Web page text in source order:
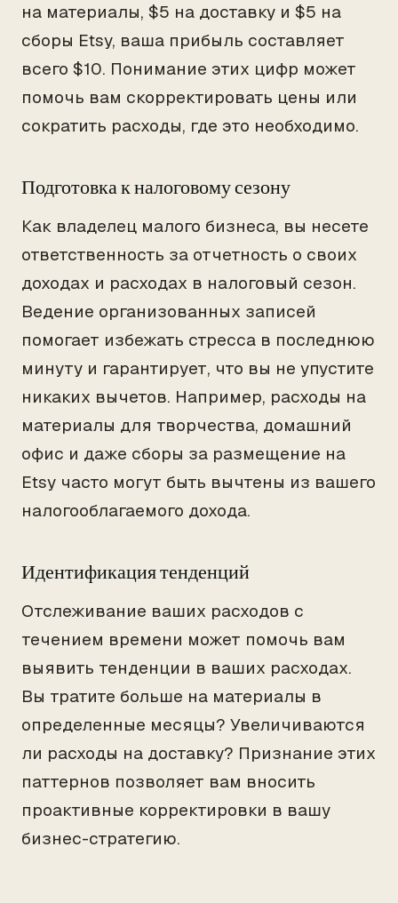
на материалы, $5 на доставку и $5 на
сборы Etsy, ваша прибыль составляет
всего $10. Понимание этих цифр может
помочь вам скорректировать цены или
сократить расходы, где это необходимо.
Подготовка к налоговому сезону
Как владелец малого бизнеса, вы несете
ответственность за отчетность о своих
доходах и расходах в налоговый сезон.
Ведение организованных записей
помогает избежать стресса в последнюю
минуту и гарантирует, что вы не упустите
никаких вычетов. Например, расходы на
материалы для творчества, домашний
офис и даже сборы за размещение на
Etsy часто могут быть вычтены из вашего
налогооблагаемого дохода.
Идентификация тенденций
Отслеживание ваших расходов с
течением времени может помочь вам
выявить тенденции в ваших расходах.
Вы тратите больше на материалы в
определенные месяцы? Увеличиваются
ли расходы на доставку? Признание этих
паттернов позволяет вам вносить
проактивные корректировки в вашу
бизнес-стратегию.